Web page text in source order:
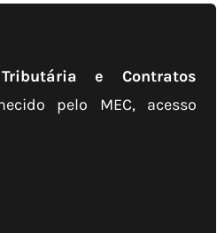
e Contratos
pelo MEC, acesso